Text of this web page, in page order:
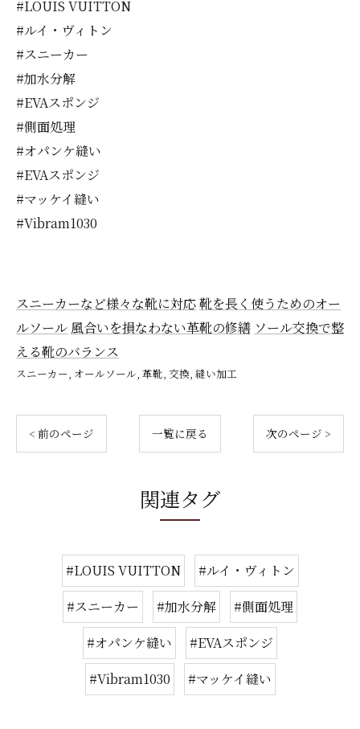
#LOUIS VUITTON
#ルイ・ヴィトン
#スニーカー
#加水分解
#EVAスポンジ
#側面処理
#オパンケ縫い
#EVAスポンジ
#マッケイ縫い
#Vibram1030
スニーカーなど様々な靴に対応靴を長く使うためのオー
ルソール 風合いを損なわない革靴の修繕 ソール交換で整
える靴のバランス
スニーカー オールソール 革靴 交換 縫い加工
< 前のページ 一覧に戻る 次のページ >
関連タグ
#LOUIS VUITTON
#ルイ・ヴィトン
#スニーカー
#加水分解
#側面処理
#オパンケ縫い
#EVAスポンジ
#Vibram1030
#マッケイ縫い